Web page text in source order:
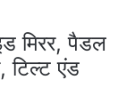
मिरर, पैडल
टिल्‍ट एंड